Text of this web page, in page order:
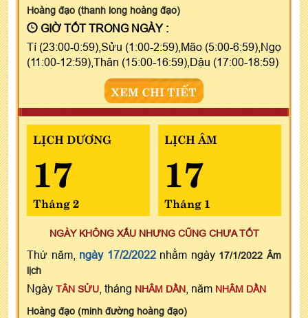
Hoàng đạo (thanh long hoàng đạo)
GIỜ TỐT TRONG NGÀY :
Tí (23:00-0:59),Sửu (1:00-2:59),Mão (5:00-6:59),Ngọ
(11:00-12:59),Thân (15:00-16:59),Dậu (17:00-18:59)
XEM CHI TIẾT
LỊCH DƯƠNG
17
Tháng 2
LỊCH ÂM
17
Tháng 1
NGÀY KHÔNG XẤU NHƯNG CŨNG CHƯA TỐT
Thứ năm, ngày 17/2/2022nhằm ngày 17/1/2022 Âm
lịch
Ngày TÂN SỬU , tháng NHÂM DẦN , năm NHÂM DẦN
Hoàng đạo (minh đường hoàng đạo)